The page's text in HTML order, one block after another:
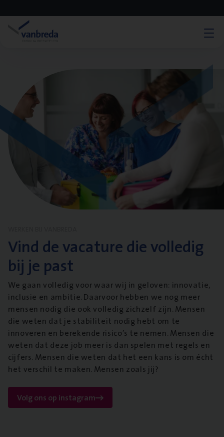
Vind de vacature die volledig
bij je past
We gaan volledig voor waar wij in geloven: innovatie,
inclusie en ambitie. Daarvoor hebben we nog meer
mensen nodig die ook volledig zichzelf zijn. Mensen
die weten dat je stabiliteit nodig hebt om te
innoveren en berekende risico’s te nemen. Mensen die
weten dat deze job meer is dan spelen met regels en
cijfers. Mensen die weten dat het een kans is om écht
het verschil te maken. Mensen zoals jij?
Volg ons op instagram